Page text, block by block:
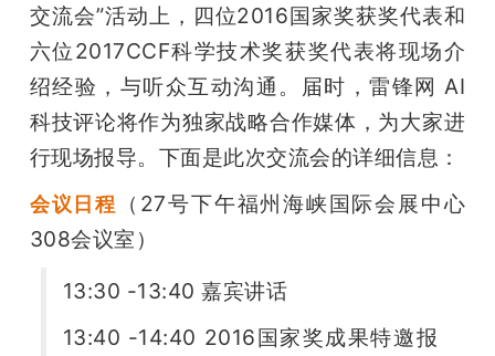
交流会”活动上，四位2016国家奖获奖代表和
六位2017CCF科学技术奖获奖代表将现场介
绍经验，与听众互动沟通。届时，雷锋网 AI
科技评论将作为独家战略合作媒体，为大家进
行现场报导。下面是此次交流会的详细信息：
会议日程
（27号下午福州海峡国际会展中心
308会议室）
13:30 -13:40 嘉宾讲话
13:40 -14:40 2016国家奖成果特邀报